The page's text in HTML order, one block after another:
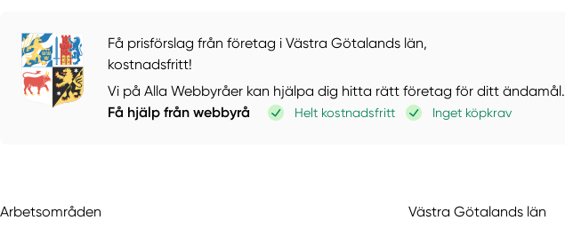
Få prisförslag från företag i Västra Götalands län,
kostnadsfritt!
Vi på Alla Webbyråer kan hjälpa dig hitta rätt företag för ditt ändamål.
Få hjälp från webbyrå
Helt kostnadsfritt Inget köpkrav
Arbetsområden
Västra Götalands län